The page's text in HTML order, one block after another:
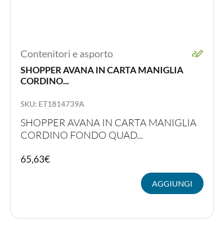
Contenitori e asporto
SHOPPER AVANA IN CARTA MANIGLIA
CORDINO...
SKU: ET1814739A
SHOPPER AVANA IN CARTA MANIGLIA
CORDINO FONDO QUAD...
65,63€
AGGIUNGI